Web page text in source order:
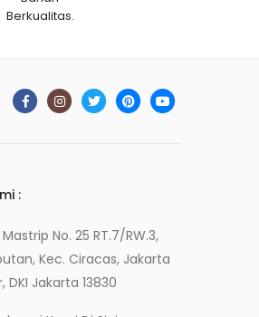
Berkualitas.
:
No. 25 RT.7/RW.3,
Kec. Ciracas, Jakarta
DKI Jakarta 13830